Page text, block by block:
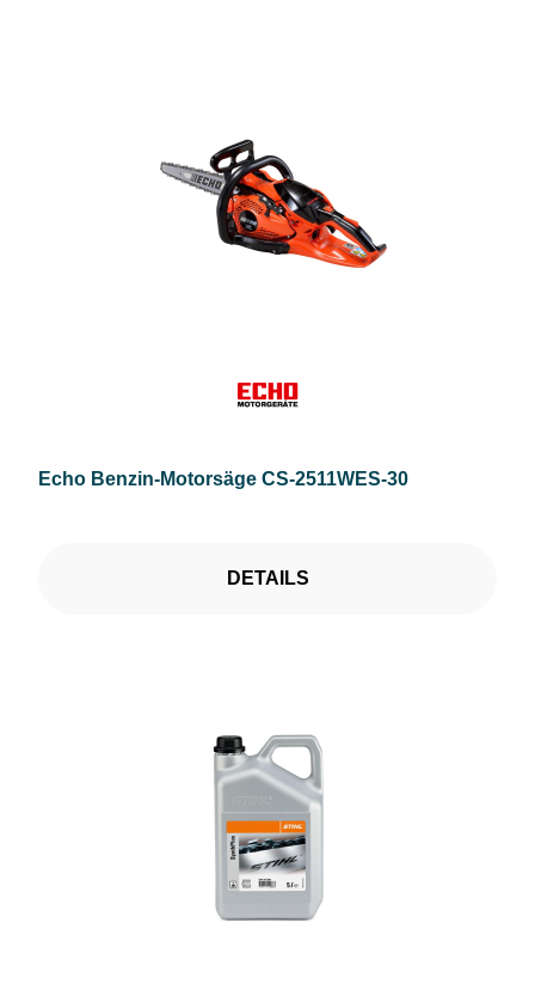
Echo Benzin-Motorsäge CS-2511WES-30
DETAILS